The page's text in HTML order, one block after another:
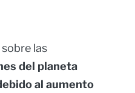
las
del planeta
al aumento